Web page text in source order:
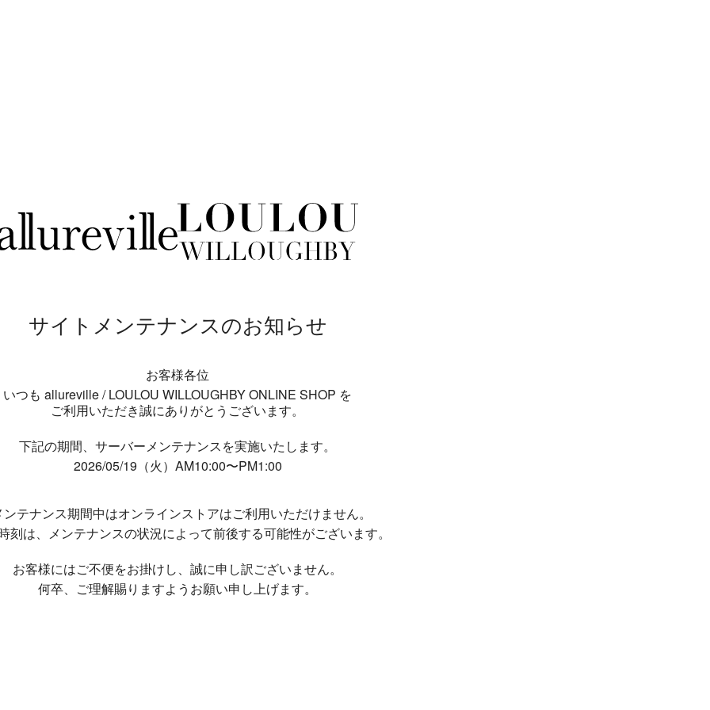
サイトメンテナンスのお知らせ
お客様各位
いつも allureville / LOULOU WILLOUGHBY ONLINE SHOP を
ご利用いただき誠にありがとうございます。
下記の期間、サーバーメンテナンスを実施いたします。
2026/05/19（火）AM10:00〜PM1:00
ンテナンス期間中はオンラインストアはご利用いただけません。
刻は、メンテナンスの状況によって前後する可能性がございます。
お客様にはご不便をお掛けし、 誠に申し訳ございません。
何卒、ご理解賜りますようお願い申し上げます。